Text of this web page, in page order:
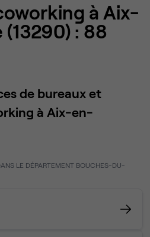
à Aix-
: 88
de bureaux et
à Aix-en-
LE DÉPARTEMENT BOUCHES-DU-